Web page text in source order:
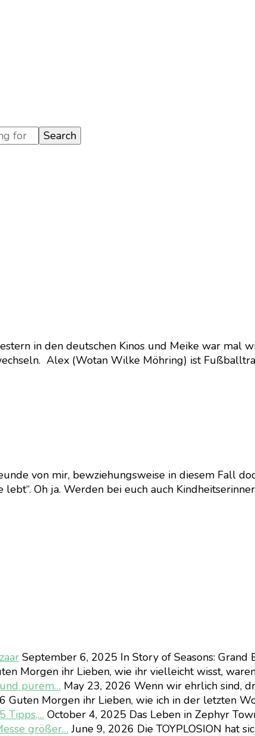
in den deutschen Kinos und Meike war mal
Alex (Wotan Wilke Möhring) ist
von mir, bewziehungsweise in diesem Fall
Oh ja. Werden bei euch auch
September 6, 2025 In Story of Seasons:
Morgen ihr Lieben, wie ihr vielleicht wisst,
purem… May 23, 2026 Wenn wir ehrlich sind,
Guten Morgen ihr Lieben, wie ich in der letzten
Tipps,… October 4, 2025 Das Leben in Zephyr
größer… June 9, 2026 Die TOYPLOSION hat